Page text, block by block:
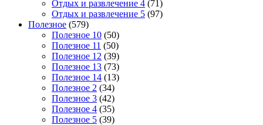
Отдых и развлечение 4 (71)
Отдых и развлечение 5 (97)
Полезное (579)
Полезное 10 (50)
Полезное 11 (50)
Полезное 12 (39)
Полезное 13 (73)
Полезное 14 (13)
Полезное 2 (34)
Полезное 3 (42)
Полезное 4 (35)
Полезное 5 (39)